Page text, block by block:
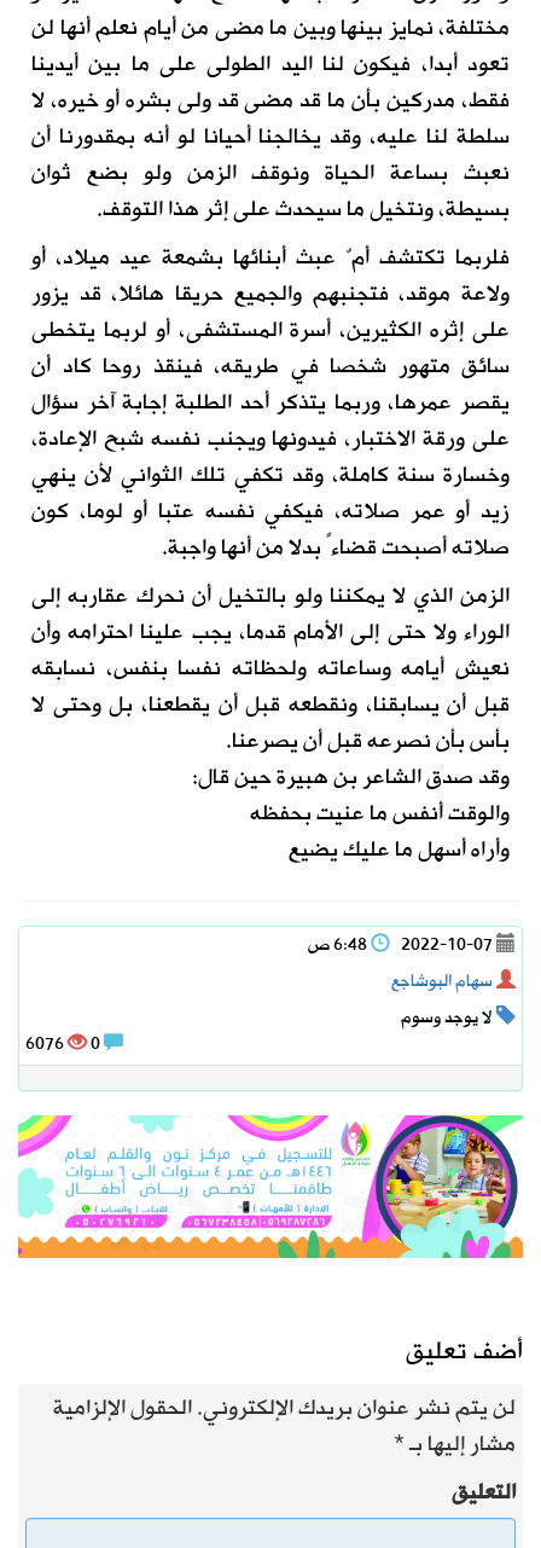
مختلفة، نمايز بينها وبين ما مضى من أيام نعلم أنها لن
تعود أبدا، فيكون لنا اليد الطولى على ما بين أيدينا
فقط، مدركين بأن ما قد مضى قد ولى بشره أو خيره، لا
سلطة لنا عليه، وقد يخالجنا أحيانا لو أنه بمقدورنا أن
نعبث بساعة الحياة ونوقف الزمن ولو بضع ثوان
بسيطة، ونتخيل ما سيحدث على إثر هذا التوقف.
فلربما تكتشف أمٌ عبث أبنائها بشمعة عيد ميلاد، أو
ولاعة موقد، فتجنبهم والجميع حريقا هائلا، قد يزور
على إثره الكثيرين، أسرة المستشفى، أو لربما يتخطى
سائق متهور شخصا في طريقه، فينقذ روحا كاد أن
يقصر عمرها، وربما يتذكر أحد الطلبة إجابة آخر سؤال
على ورقة الاختبار، فيدونها ويجنب نفسه شبح الإعادة،
وخسارة سنة كاملة، وقد تكفي تلك الثواني لأن ينهي
زيد أو عمر صلاته، فيكفي نفسه عتبا أو لوما، كون
صلاته أصبحت قضاءً بدلا من أنها واجبة.
الزمن الذي لا يمكننا ولو بالتخيل أن نحرك عقاربه إلى
الوراء ولا حتى إلى الأمام قدما، يجب علينا احترامه وأن
نعيش أيامه وساعاته ولحظاته نفسا بنفس، نسابقه
قبل أن يسابقنا، ونقطعه قبل أن يقطعنا، بل وحتى لا
بأس بأن نصرعه قبل أن يصرعنا.
وقد صدق الشاعر بن هبيرة حين قال:
والوقت أنفس ما عنيت بحفظه
وأراه أسهل ما عليك يضيع
2022-10-07
سهام البوشاجع
لا يوجد وسوم
6076
أضف تعليق
لن يتم نشر عنوان بريدك الإلكتروني.الحقول الإلزامية
مشار إليها بـ*
التعليق